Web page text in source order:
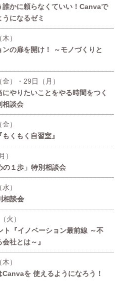
かに頼らなくていい！Canvaで
になるゼミ
）
ンの扉を開け！ ～モノづくりと
）・29日（月）
やりたいことをやる時間をつく
談会
）
くもく自習室』
）
の１歩」特別相談会
）
相談会
火）
ト『イノベーション最前線 ～不
社とは～』
）
を 使えるようになろう！